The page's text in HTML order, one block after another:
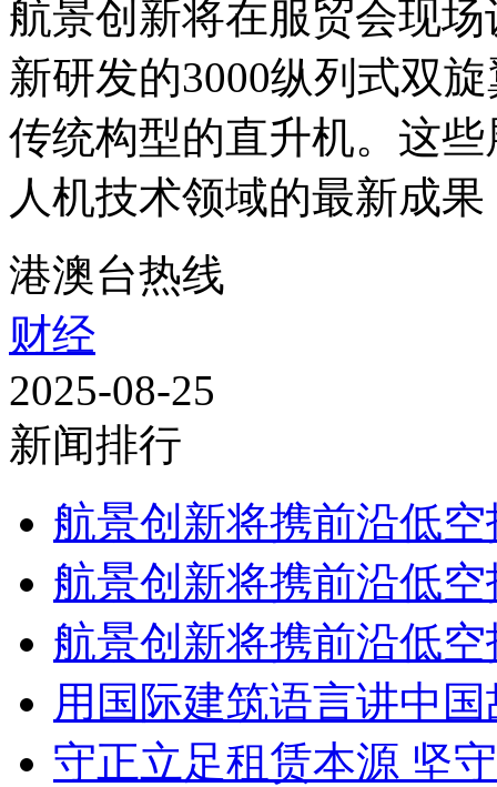
航景创新将在服贸会现
新研发的3000纵列式双
传统构型的直升机。这
人机技术领域的最新成
港澳台热线
财经
2025-08-25
新闻排行
航景创新将携前沿低
航景创新将携前沿低
航景创新将携前沿低
用国际建筑语言讲中
守正立足租赁本源 坚